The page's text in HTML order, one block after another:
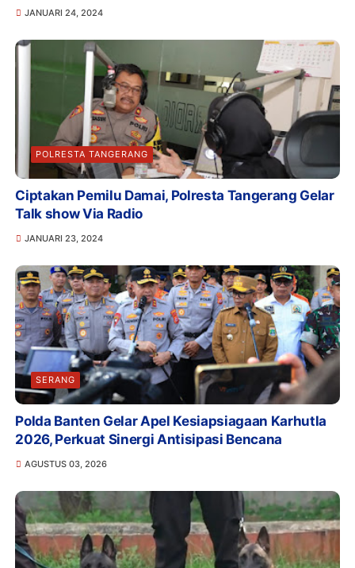
JANUARI 24, 2024
POLRESTA TANGERANG
Ciptakan Pemilu Damai, Polresta Tangerang Gelar
Talk show Via Radio
JANUARI 23, 2024
SERANG
Polda Banten Gelar Apel Kesiapsiagaan Karhutla
2026, Perkuat Sinergi Antisipasi Bencana
AGUSTUS 03, 2026